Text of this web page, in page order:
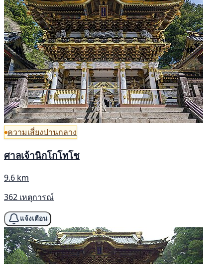
ความเสี่ยงปานกลาง
ศาลเจ้านิกโกโทโช
9.6 km
362 เหตุการณ์
แจ้งเตือน